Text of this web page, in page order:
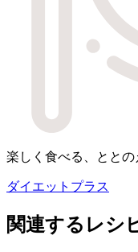
楽しく食べる、ととの
ダイエットプラス
関連するレシ